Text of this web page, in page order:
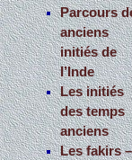
:
Parcours
anciens
initiés de
l’Inde
Les initiés
des temps
anciens
Les fakirs –